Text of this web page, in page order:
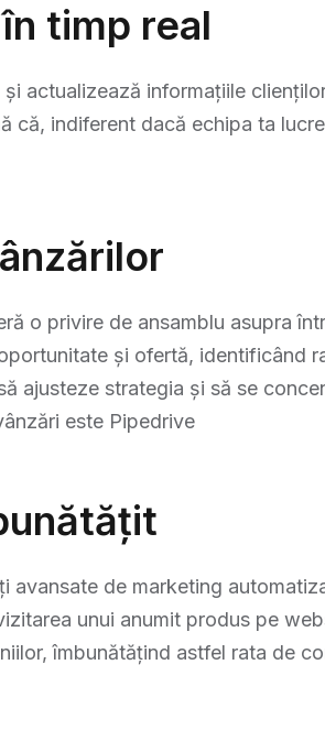
timp real
actualizează informațiile
că, indiferent dacă echipa ta
o privire de ansamblu asupra
și ofertă, identificând
ajusteze strategia și să se
este Pipedrive
avansate de marketing
unui anumit produs pe
îmbunătățind astfel rata de